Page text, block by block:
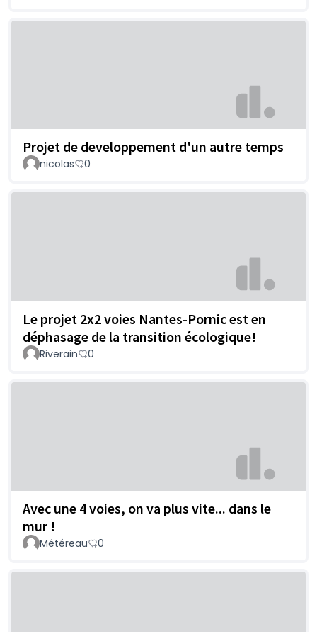
Projet de developpement d'un autre temps
nicolas 0
Le projet 2x2 voies Nantes-Pornic est en
déphasage de la transition écologique!
Riverain 0
Avec une 4 voies, on va plus vite... dans le
mur !
Météreau 0